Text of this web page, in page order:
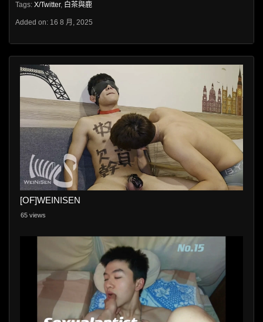
Tags: X/Twitter, 白茶與鹿
Added on: 16 8 月, 2025
[OF]WEINISEN
65 views